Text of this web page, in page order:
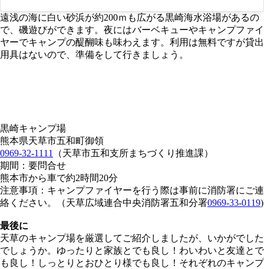
遠浅の海に白い砂浜が約200ｍも広がる黒崎海水浴場があるの
で、磯遊びができます。夜にはバーベキューやキャンプファイ
ヤーでキャンプの醍醐味も味わえます。利用は無料ですが貸出
用具はないので、準備をして行きましょう。
黒崎キャンプ場
熊本県天草市五和町御領
0969-32-1111
（天草市五和支所まちづくり推進課）
期間：要問合せ
熊本市から車で約2時間20分
注意事項：キャンプファイヤーを行う際は事前に消防署にご連
絡ください。
（天草広域連合中央消防署五和分署0969-33-0119)
最後に
天草のキャンプ場を厳選してご紹介しましたが、いかがでした
でしょうか。ゆったりと家族とでも良し！わいわいと友達とで
も良し！しっとりとおひとり様でも良し！それぞれのキャンプ